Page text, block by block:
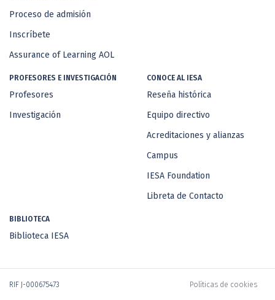
Proceso de admisión
Inscríbete
Assurance of Learning AOL
PROFESORES E INVESTIGACIÓN
Profesores
Investigación
CONOCE AL IESA
Reseña histórica
Equipo directivo
Acreditaciones y alianzas
Campus
IESA Foundation
Libreta de Contacto
BIBLIOTECA
Biblioteca IESA
RIF J-000675473 Políticas de cookies